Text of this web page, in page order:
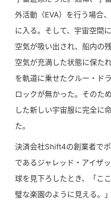
外活動（EVA）を行う場合
に入る。そして、宇宙空間
空気が吸い出され、船内の
空気が充満した状態に保た
を軌道に乗せたクルー・ド
ロックが無かった。そのた
した新しい宇宙服に完全に
た。
決済会社Shift4の創業者で
であるジャレッド・アイザ
球を見下ろしたとき、「こ
璧な楽園のように見える。